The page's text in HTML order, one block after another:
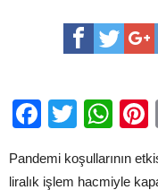
BORSASI’NIN
YÜZDE
83
Pandemi koşullarının
liralık işlem hacmiyle